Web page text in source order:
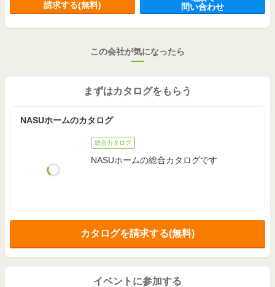
実例
112.61m
(34.0坪)
2,500万円～2,999万円
（
73.4万円～88.1万円
請求する(無料)
問い合わせ
この会社が気になったら
まずはカタログをもらう
NASUホームのカタログ
総合カタログ
NASUホームの総合カタログです
カタログを請求する(無料)
イベントに参加する